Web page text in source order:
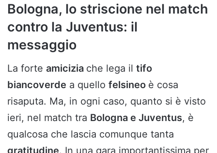
Bologna, lo striscione nel match
contro la Juventus: il
messaggio
La forte amicizia che lega il tifo
biancoverde a quello felsineo è cosa
risaputa. Ma, in ogni caso, quanto si è visto
ieri, nel match tra Bologna e Juventus, è
qualcosa che lascia comunque tanta
gratitudine. In una gara importantissima per